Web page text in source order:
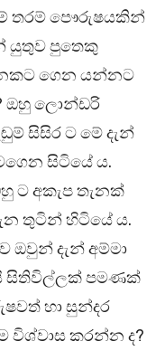
තරම් පෞරුෂයකින්
යුතුව පුතෙකු
ගෙන යන්නට
ඔහු ලොන්ඩරි
සිසිර ට මේ දැන්
සිටියේ ය.
ට අකැප තැනක්
තුටින් හිටියේ ය.
ඔවුන් දැන් අම්මා
සිතිවිල්ලක් පමණක්
හා සුන්දර
කරන්න ද?